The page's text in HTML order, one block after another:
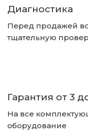
Диагностика
Перед продажей
тщательную
Гарантия от 3
На все
оборудование